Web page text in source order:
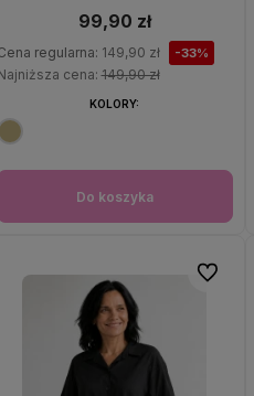
99,90 zł
regularna: 149,90 zł -33%
cena:149,90 zł
Do koszyka
KOLORY:
Do